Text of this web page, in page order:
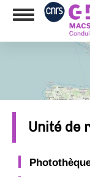
Skip
Toggle
Unité de